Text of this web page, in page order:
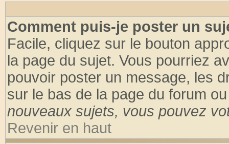
Comment puis-je poster un
Facile, cliquez sur le bouton
la page du sujet. Vous pourriez
pouvoir poster un message, les
sur le bas de la page du forum
nouveaux sujets, vous pouvez
Revenir en haut